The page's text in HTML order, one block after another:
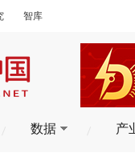
智库
数据 产